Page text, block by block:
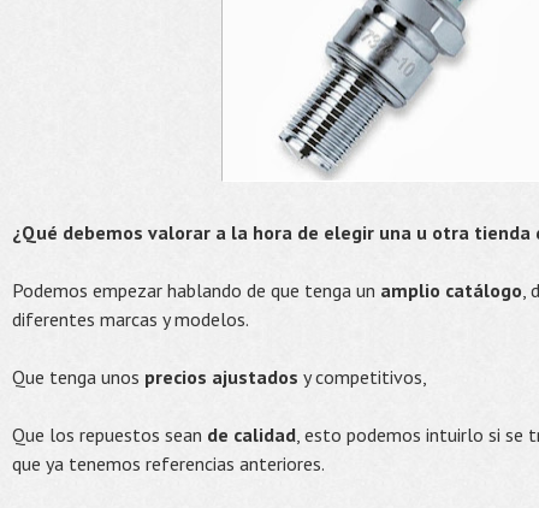
¿Qué debemos valorar a la hora de elegir una u otra tienda
Podemos empezar hablando de que tenga un amplio catálogo,
diferentes marcas y modelos.
Que tenga unos precios ajustados y competitivos,
Que los repuestos sean de calidad, esto podemos intuirlo si se
que ya tenemos referencias anteriores.